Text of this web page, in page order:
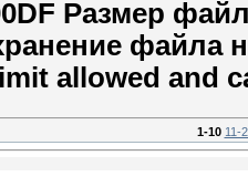
Размер
файла
allowed and
1-10 11-